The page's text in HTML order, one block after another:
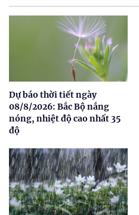
Dự báo thời tiết ngày
08/8/2026: Bắc Bộ nắng
nóng, nhiệt độ cao nhất 35
độ